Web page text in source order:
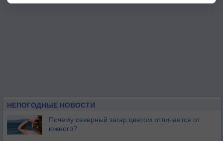
НЕПОГОДНЫЕ НОВОСТИ
Почему северный загар цветом отличается от
южного?